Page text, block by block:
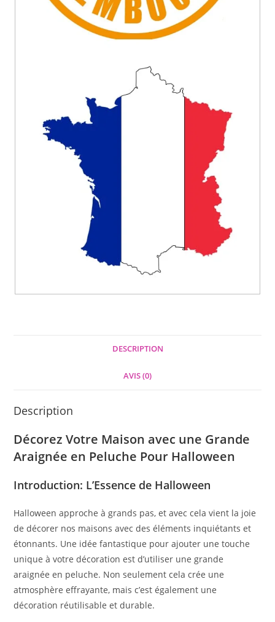
DESCRIPTION
AVIS (0)
Description
Décorez Votre Maison avec une Grande
Araignée en Peluche Pour Halloween
Introduction: L’Essence de Halloween
Halloween approche à grands pas, et avec cela vient la joie
de décorer nos maisons avec des éléments inquiétants et
étonnants. Une idée fantastique pour ajouter une touche
unique à votre décoration est d’utiliser une grande
araignée en peluche. Non seulement cela crée une
atmosphère effrayante, mais c’est également une
décoration réutilisable et durable.